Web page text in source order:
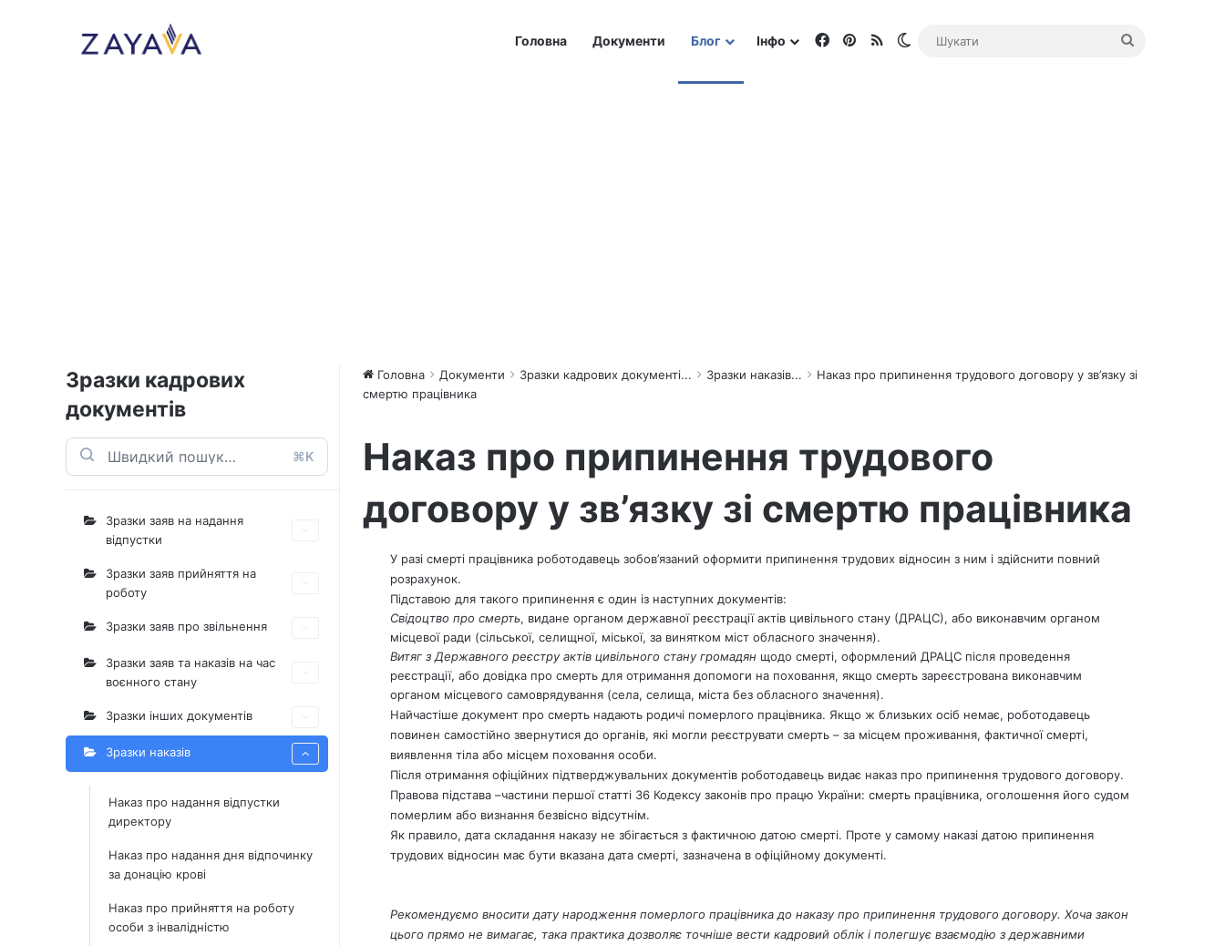
Головна Документи Блог Інфо Facebook
Pinterest
RSS Switch skin
Зразки кадрових
документів
⌘K
Зразки заяв на надання
відпустки
Зразки заяв прийняття на
роботу
Зразки заяв про звільнення
Зразки заяв та наказів на час
воєнного стану
Зразки інших документів
Зразки наказів
Наказ про надання відпустки
директору
Наказ про надання дня відпочинку
за донацію крові
Наказ про прийняття на роботу
особи з інвалідністю
Головна Документи Зразки кадрових документі... Зразки наказів...
Наказ про припинення трудового договору у зв’язку зі
смертю працівника
Наказ про припинення трудового
договору у зв’язку зі смертю працівника
У разі смерті працівника роботодавець зобов’язаний оформити припинення трудових відносин з ним і здійснити повний
розрахунок.
Підставою для такого припинення є один із наступних документів:
Свідоцтво про смерть, видане органом державної реєстрації актів цивільного стану (ДРАЦС), або виконавчим органом
місцевої ради (сільської, селищної, міської, за винятком міст обласного значення).
Витяг з Державного реєстру актів цивільного стану громадян щодо смерті, оформлений ДРАЦС після проведення
реєстрації, або довідка про смерть для отримання допомоги на поховання, якщо смерть зареєстрована виконавчим
органом місцевого самоврядування (села, селища, міста без обласного значення).
Найчастіше документ про смерть надають родичі померлого працівника. Якщо ж близьких осіб немає, роботодавець
повинен самостійно звернутися до органів, які могли реєструвати смерть – за місцем проживання, фактичної смерті,
виявлення тіла або місцем поховання особи.
Після отримання офіційних підтверджувальних документів роботодавець видає наказ про припинення трудового договору.
Правова підстава –частини першої статті 36 Кодексу законів про працю України: смерть працівника, оголошення його судом
померлим або визнання безвісно відсутнім.
Як правило, дата складання наказу не збігається з фактичною датою смерті. Проте у самому наказі датою припинення
трудових відносин має бути вказана дата смерті, зазначена в офіційному документі.
Рекомендуємо вносити дату народження померлого працівника до наказу про припинення трудового договору. Хоча закон
цього прямо не вимагає, така практика дозволяє точніше вести кадровий облік і полегшує взаємодію з державними